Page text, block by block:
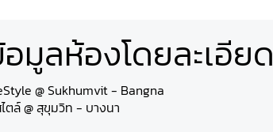
มูลห้องโดยละเอียด
@ Sukhumvit - Bangna
ตล์ @ สุขุมวิท - บางนา